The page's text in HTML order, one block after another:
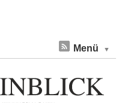
Menü